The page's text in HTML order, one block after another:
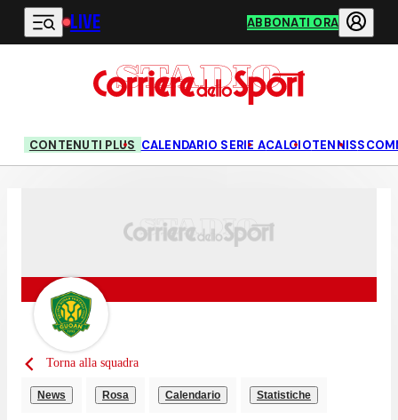
Vai al contenuto principale
LIVE ABBONATI ORA
CONTENUTI PLUS CALENDARIO SERIE ACALCIOTENNIS
Torna alla squadra
News Rosa Calendario Statistiche